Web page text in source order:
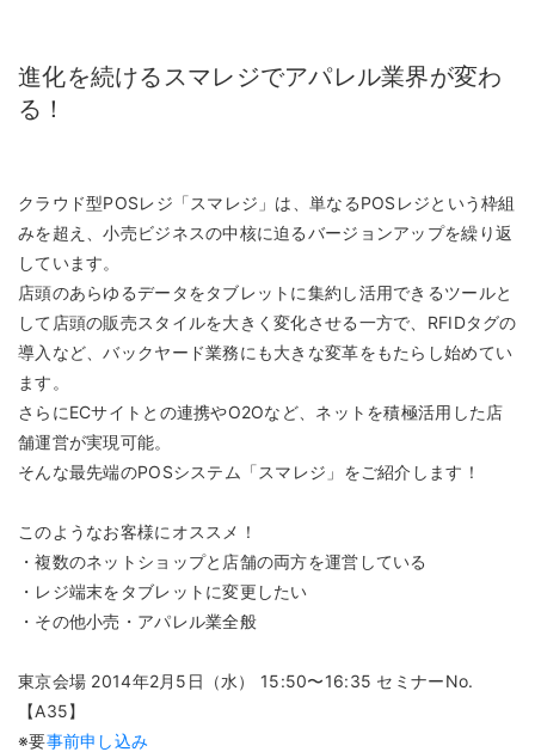
進化を続けるスマレジでアパレル業界が変わ
る！
クラウド型POSレジ「スマレジ」は、単なるPOSレジという枠組
みを超え、小売ビジネスの中核に迫るバージョンアップを繰り返
しています。
店頭のあらゆるデータをタブレットに集約し活用できるツールと
して店頭の販売スタイルを大きく変化させる一方で、RFIDタグの
導入など、バックヤード業務にも大きな変革をもたらし始めてい
ます。
さらにECサイトとの連携やO2Oなど、ネットを積極活用した店
舗運営が実現可能。
そんな最先端のPOSシステム「スマレジ」をご紹介します！
このようなお客様にオススメ！
・複数のネットショップと店舗の両方を運営している
・レジ端末をタブレットに変更したい
・その他小売・アパレル業全般
東京会場 2014年2月5日（水） 15:50〜16:35 セミナーNo.
【A35】
※要事前申し込み